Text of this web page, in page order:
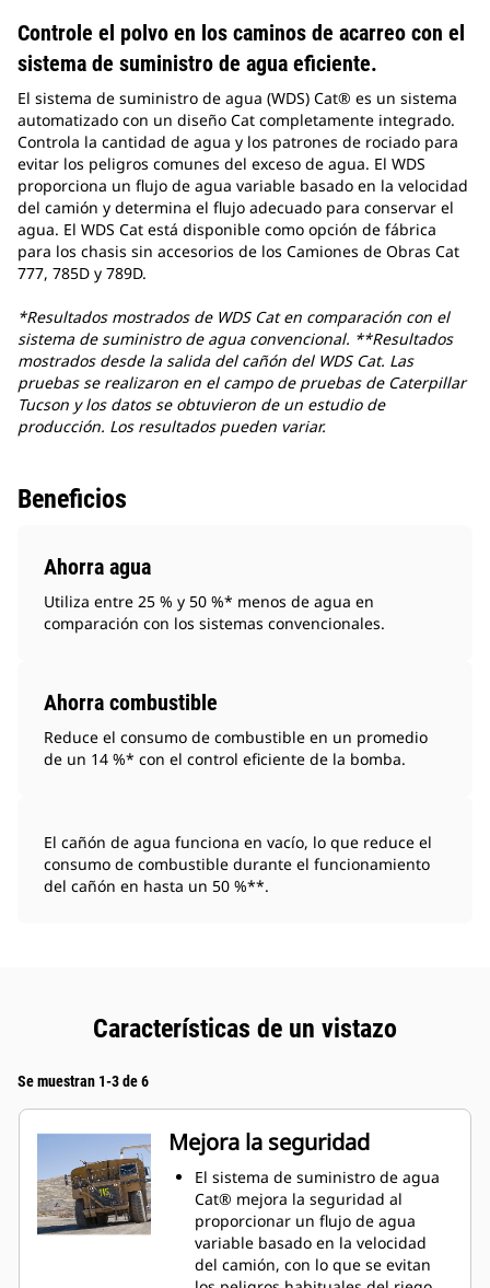
Controle el polvo en los caminos de acarreo con el
sistema de suministro de agua eficiente.
El sistema de suministro de agua (WDS) Cat® es un sistema
automatizado con un diseño Cat completamente integrado.
Controla la cantidad de agua y los patrones de rociado para
evitar los peligros comunes del exceso de agua. El WDS
proporciona un flujo de agua variable basado en la velocidad
del camión y determina el flujo adecuado para conservar el
agua. El WDS Cat está disponible como opción de fábrica
para los chasis sin accesorios de los Camiones de Obras Cat
777, 785D y 789D.
*Resultados mostrados de WDS Cat en comparación con el
sistema de suministro de agua convencional. **Resultados
mostrados desde la salida del cañón del WDS Cat. Las
pruebas se realizaron en el campo de pruebas de Caterpillar
Tucson y los datos se obtuvieron de un estudio de
producción. Los resultados pueden variar.
Beneficios
Ahorra agua
Utiliza entre 25 % y 50 %* menos de agua en
comparación con los sistemas convencionales.
Ahorra combustible
Reduce el consumo de combustible en un promedio
de un 14 %* con el control eficiente de la bomba.
El cañón de agua funciona en vacío, lo que reduce el
consumo de combustible durante el funcionamiento
del cañón en hasta un 50 %**.
Características de un vistazo
Se muestran 1-3 de 6
Mejora la seguridad
El sistema de suministro de agua
Cat® mejora la seguridad al
proporcionar un flujo de agua
variable basado en la velocidad
del camión, con lo que se evitan